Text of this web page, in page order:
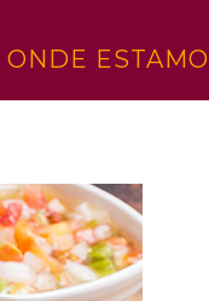
ONDE